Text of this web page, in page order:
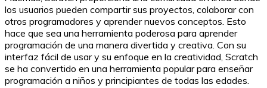
los usuarios pueden compartir sus proyectos, colaborar con
otros programadores y aprender nuevos conceptos. Esto
hace que sea una herramienta poderosa para aprender
programación de una manera divertida y creativa. Con su
interfaz fácil de usar y su enfoque en la creatividad, Scratch
se ha convertido en una herramienta popular para enseñar
programación a niños y principiantes de todas las edades.